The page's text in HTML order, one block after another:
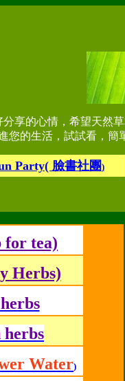
分享的心情，希望天然
您的生活，試試看，簡
Party( 臉書社團)
for tea)
Herbs)
herbs
Water)